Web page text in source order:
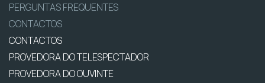
PERGUNTAS FREQUENTES
CONTACTOS
CONTACTOS
PROVEDORA DO TELESPECTADOR
PROVEDORA DO OUVINTE